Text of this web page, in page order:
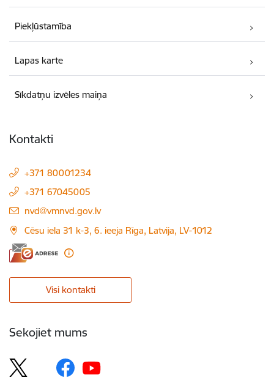
Piekļūstamība
Lapas karte
Sīkdatņu izvēles maiņa
Kontakti
+371 80001234
+371 67045005
E-pasts:
nvd@vmnvd.gov.lv
Cēsu iela 31 k-3, 6. ieeja Rīga, Latvija, LV-1012
Visi kontakti
Sekojiet mums